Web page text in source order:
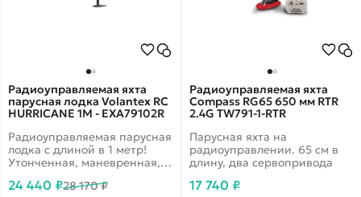
Радиоуправляемая яхта
парусная лодка Volantex RC
HURRICANE 1M - EXA79102R
Радиоуправляемая парусная
лодка с длиной в 1 метр!
Утонченная, маневренная,
прочная за счёт ABS-
24 440 ₽28 170 ₽
Радиоуправляемая яхта
Compass RG65 650 мм RTR
2.4G TW791-1-RTR
Парусная яхта на
радиоуправлении. 65 см в
длину, два сервопривода
17 740 ₽